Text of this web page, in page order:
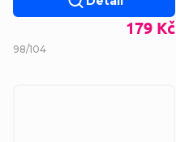
179 Kč
98/104